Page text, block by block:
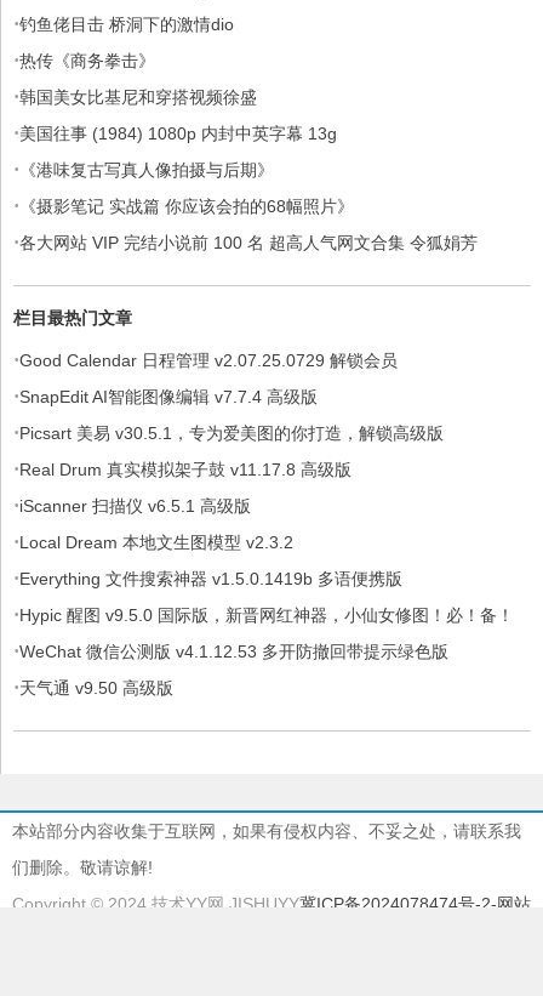
品集
·钓鱼佬目击 桥洞下的激情dio
·热传《商务拳击》
·韩国美女比基尼和穿搭视频徐盛
·美国往事 (1984) 1080p 内封中英字幕 13g
· 《港味复古写真人像拍摄与后期》
· 《摄影笔记 实战篇 你应该会拍的68幅照片》
·各大网站 VIP 完结小说前 100 名 超高人气网文合集 令狐娟芳
栏目最热门文章
·Good Calendar 日程管理 v2.07.25.0729 解锁会员
·SnapEdit AI智能图像编辑 v7.7.4 高级版
·Picsart 美易 v30.5.1，专为爱美图的你打造，解锁高级版
·Real Drum 真实模拟架子鼓 v11.17.8 高级版
·iScanner 扫描仪 v6.5.1 高级版
·Local Dream 本地文生图模型 v2.3.2
·Everything 文件搜索神器 v1.5.0.1419b 多语便携版
·Hypic 醒图 v9.5.0 国际版，新晋网红神器，小仙女修图！必！备！
·WeChat 微信公测版 v4.1.12.53 多开防撤回带提示绿色版
·天气通 v9.50 高级版
本站部分内容收集于互联网，如果有侵权内容、不妥之处，请联系我
们删除。敬请谅解!
Copyright © 2024 技术YY网 JISHUYY冀ICP备2024078474号-2-网站